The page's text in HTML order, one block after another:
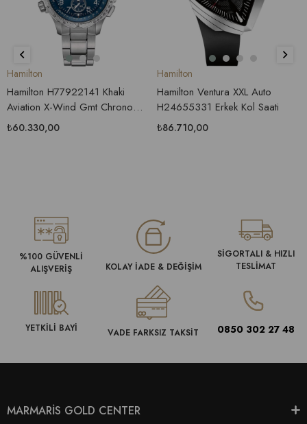
Hamilton
Hamilton H77922141 Khaki
Aviation X-Wind Gmt Chrono
Erkek Saati
₺60.330,00
Hamilton
Hamilton Ventura XXL Auto
H24655331 Erkek Kol Saati
₺86.710,00
%100 GÜVENLİ
ALIŞVERİŞ
KOLAY İADE & DEĞİŞİM
SİGORTALI & HIZLI
TESLİMAT
YETKİLİ BAYİ VADE FARKSIZ TAKSİT 0850 302 27 48
MARMARİS GOLD CENTER